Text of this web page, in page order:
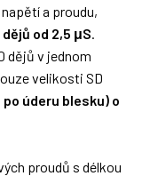
a proudu,
od 2,5 μS.
dějů v jednom
velikosti SD
úderu blesku) o
proudů s délkou